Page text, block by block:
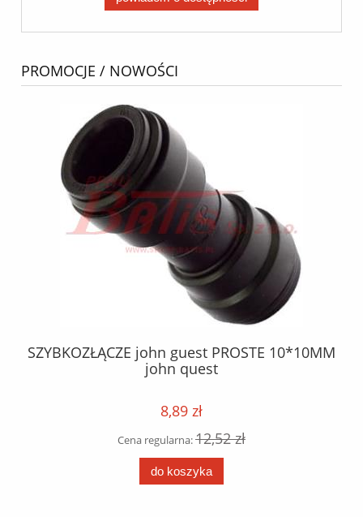
PROMOCJE / NOWOŚCI
SZYBKOZŁĄCZE john guest PROSTE 10*10MM
john quest
8,89 zł
Cena regularna:12,52 zł
do koszyka